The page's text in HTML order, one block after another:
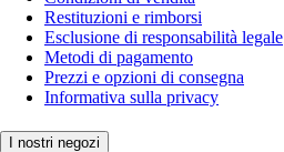
Restituzioni e rimborsi
Esclusione di responsabilità legale
Metodi di pagamento
Prezzi e opzioni di consegna
Informativa sulla privacy
I nostri negozi